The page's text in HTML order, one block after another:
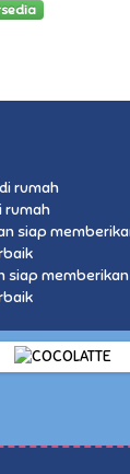
rumah
siap memberikan